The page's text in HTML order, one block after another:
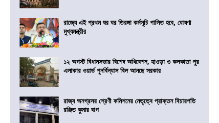
রাজ্যে এই প্রথম ঘর ঘর তিরঙ্গা কর্মসূচি পালিত হবে, ঘোষণা
মুখ্যমন্ত্রীর
১২ অগস্ট বিধানসভার বিশেষ অধিবেশন, হাওড়া ও কলকাতা পুর
এলাকার ওয়ার্ড পুনর্বিন্যাস বিল আনছে সরকার
রাজ্য অনগ্রসর শ্রেণী কমিশনের নেতৃত্বে প্রাক্তন বিচারপতি
রঞ্জিত কুমার বাগ